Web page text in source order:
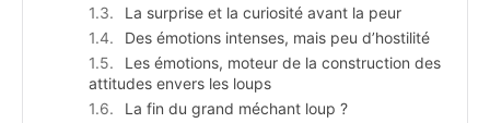
La surprise et la curiosité avant la peur
Des émotions intenses, mais peu d’hostilité
Les émotions, moteur de la construction des
attitudes envers les loups
La fin du grand méchant loup ?